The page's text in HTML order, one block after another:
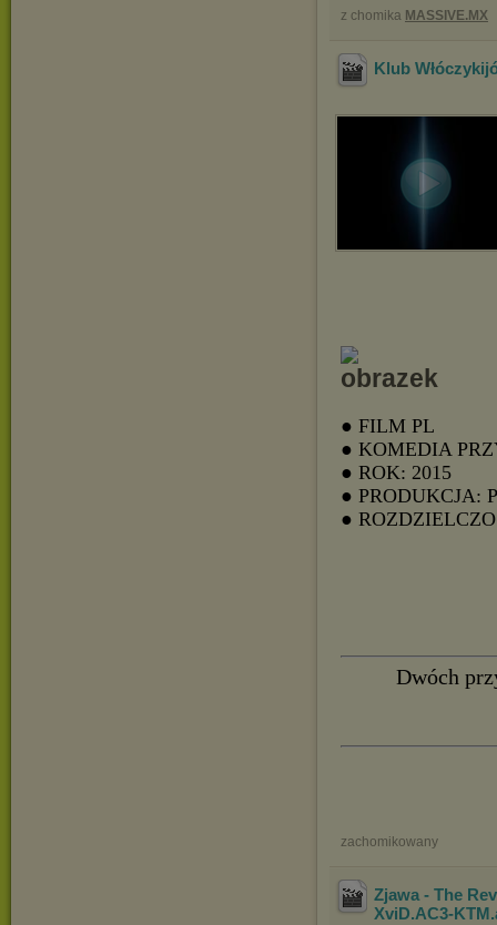
z chomika MASSIVE.MX
Klub
● FILM PL
● KOMEDIA
● ROK: 2015
● PRODUKCJA:
●
Dwóch
zachomikowany
Zjawa - The
XviD.AC3-KTM